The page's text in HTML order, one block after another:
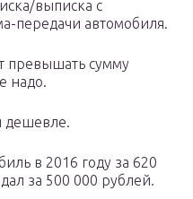
выписка с
передачи автомобиля.
превышать сумму
надо.
дешевле.
в 2016 году за 620
за 500 000 рублей.